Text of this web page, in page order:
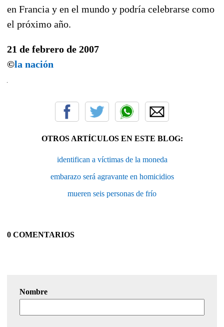
en Francia y en el mundo y podría celebrarse como
el próximo año.
21 de febrero de 2007
©la nación
OTROS ARTÍCULOS EN ESTE BLOG:
identifican a víctimas de la moneda
embarazo será agravante en homicidios
mueren seis personas de frío
0 COMENTARIOS
Nombre